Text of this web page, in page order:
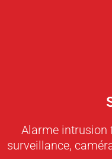
Alarme intrusion
surveillance,